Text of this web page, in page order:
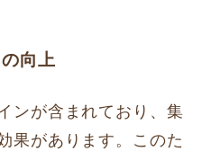
向上
ンが含まれており、集
果があります。このた